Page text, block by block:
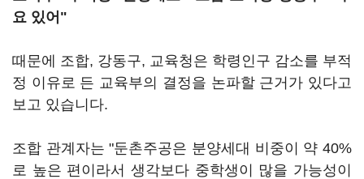
요 있어"
때문에 조합, 강동구, 교육청은 학령인구 감소를 부적
정 이유로 든 교육부의 결정을 논파할 근거가 있다고
보고 있습니다.
조합 관계자는 "둔촌주공은 분양세대 비중이 약 40%
로 높은 편이라서 생각보다 중학생이 많을 가능성이